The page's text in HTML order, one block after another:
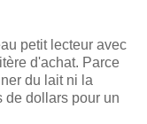
petit lecteur avec
d'achat. Parce
du lait ni la
de dollars pour un